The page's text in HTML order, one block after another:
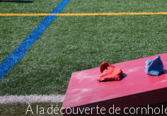
À la découverte de